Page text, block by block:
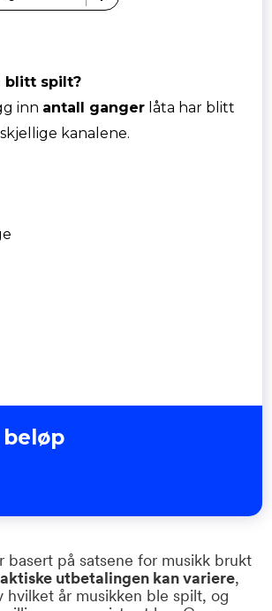
blitt spilt?
inn antall ganger låta har blitt
kanalene.
basert på satsene for musikk brukt
utbetalingen kan variere,
hvilket år musikken ble spilt, og